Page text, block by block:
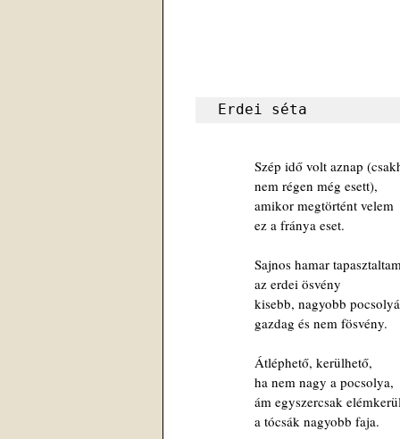
Erdei séta
Szép idő volt aznap
nem régen még esett),
amikor megtörtént velem
ez a fránya eset.
Sajnos hamar
az erdei ösvény
kisebb, nagyobb
gazdag és nem fösvény.
Átléphető, kerülhető,
ha nem nagy a pocsolya,
ám egyszercsak
a tócsák nagyobb faja.